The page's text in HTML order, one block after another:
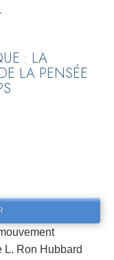
: LA
LA PENSÉE
L. Ron Hubbard